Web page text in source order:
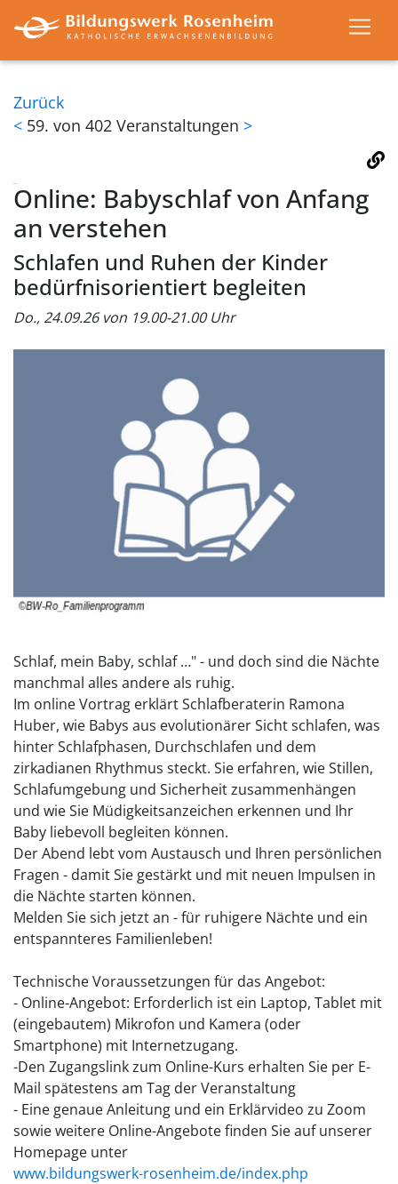
Zurück
< 59. von 402 Veranstaltungen >
Online: Babyschlaf von Anfang
an verstehen
Schlafen und Ruhen der Kinder
bedürfnisorientiert begleiten
Do., 24.09.26 von 19.00-21.00 Uhr
Schlaf, mein Baby, schlaf …" - und doch sind die Nächte
manchmal alles andere als ruhig.
Im online Vortrag erklärt Schlafberaterin Ramona
Huber, wie Babys aus evolutionärer Sicht schlafen, was
hinter Schlafphasen, Durchschlafen und dem
zirkadianen Rhythmus steckt. Sie erfahren, wie Stillen,
Schlafumgebung und Sicherheit zusammenhängen
und wie Sie Müdigkeitsanzeichen erkennen und Ihr
Baby liebevoll begleiten können.
Der Abend lebt vom Austausch und Ihren persönlichen
Fragen - damit Sie gestärkt und mit neuen Impulsen in
die Nächte starten können.
Melden Sie sich jetzt an - für ruhigere Nächte und ein
entspannteres Familienleben!
Technische Voraussetzungen für das Angebot:
- Online-Angebot: Erforderlich ist ein Laptop, Tablet mit
(eingebautem) Mikrofon und Kamera (oder
Smartphone) mit Internetzugang.
-Den Zugangslink zum Online-Kurs erhalten Sie per E-
Mail spätestens am Tag der Veranstaltung
- Eine genaue Anleitung und ein Erklärvideo zu Zoom
sowie weitere Online-Angebote finden Sie auf unserer
Homepage unter
www.bildungswerk-rosenheim.de/index.php